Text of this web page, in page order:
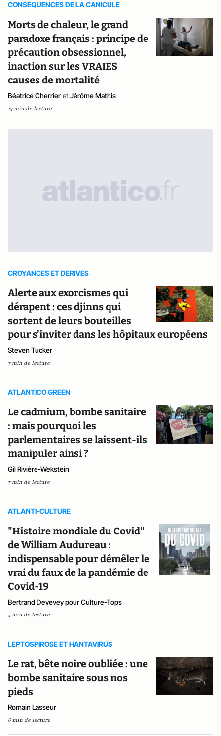
CONSEQUENCES DE LA CANICULE
Morts de chaleur, le grand
paradoxe français : principe de
précaution obsessionnel,
inaction sur les VRAIES
causes de mortalité
Béatrice Cherrier et Jérôme Mathis
13 min de lecture
CROYANCES ET DERIVES
Alerte aux exorcismes qui
dérapent : ces djinns qui
sortent de leurs bouteilles
pour s’inviter dans les hôpitaux européens
Steven Tucker
7 min de lecture
ATLANTICO GREEN
Le cadmium, bombe sanitaire
: mais pourquoi les
parlementaires se laissent-ils
manipuler ainsi ?
Gil Rivière-Wekstein
7 min de lecture
ATLANTI-CULTURE
"Histoire mondiale du Covid"
de William Audureau :
indispensable pour démêler le
vrai du faux de la pandémie de
Covid-19
Bertrand Devevey pour Culture-Tops
5 min de lecture
LEPTOSPIROSE ET HANTAVIRUS
Le rat, bête noire oubliée : une
bombe sanitaire sous nos
pieds
Romain Lasseur
6 min de lecture